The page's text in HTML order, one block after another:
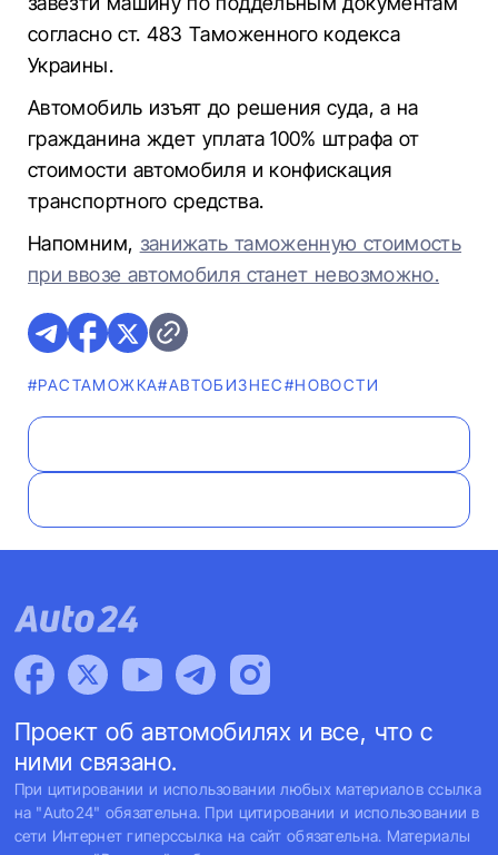
согласно ст. 483 Таможенного кодекса
Украины.
Автомобиль изъят до решения суда, а на
гражданина ждет уплата 100% штрафа от
стоимости автомобиля и конфискация
транспортного средства.
Напомним, занижать таможенную стоимость
при ввозе автомобиля станет невозможно.​​​​​​​
#РАСТАМОЖКА#AВТОБИЗНЕС#НОВОСТИ
Проект об автомобилях и все, что с
ними связано.
При цитировании и использовании любых материалов ссылка
на "Auto24" обязательна. При цитировании и использовании в
сети Интернет гиперссылка на сайт обязательна. Материалы